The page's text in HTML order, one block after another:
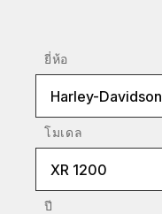
ยี่ห้อ
Harley-Davidson
โมเดล
XR 1200
ปี